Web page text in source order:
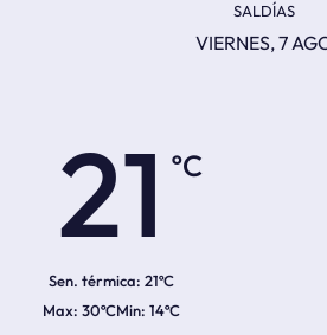
SALDÍAS
VIERNES, 7
21
Sen. térmica: 21ºC
30ºC 14ºC